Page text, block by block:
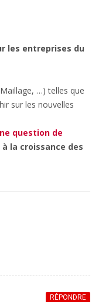
les entreprises du
…) telles que
sur les nouvelles
question de
la croissance des
RÉPONDRE